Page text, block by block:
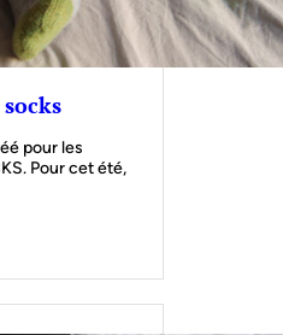
pour les
Pour cet été,